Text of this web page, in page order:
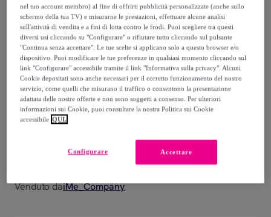
13,99 €
29,99 €
-53%
Venduto daiMe_Company
nel tuo account membro) al fine di offrirti pubblicità personalizzate (anche sullo
schermo della tua TV) e misurarne le prestazioni, effettuare alcune analisi
sull'attività di vendita e a fini di lotta contro le frodi. Puoi scegliere tra questi
diversi usi cliccando su "Configurare" o rifiutare tutto cliccando sul pulsante
"Continua senza accettare". Le tue scelte si applicano solo a questo browser e/o
dispositivo. Puoi modificare le tue preferenze in qualsiasi momento cliccando sul
link "Configurare" accessibile tramite il link "Informativa sulla privacy". Alcuni
Cookie depositati sono anche necessari per il corretto funzionamento del nostro
servizio, come quelli che misurano il traffico o consentono la presentazione
adattata delle nostre offerte e non sono soggetti a consenso. Per ulteriori
informazioni sui Cookie, puoi consultare la nostra Politica sui Cookie
accessibile QUI.
Accettare
Configurare